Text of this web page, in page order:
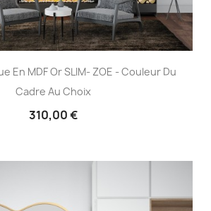
En MDF Or SLIM- ZOE - Couleur Du
Cadre Au Choix
310,00 €